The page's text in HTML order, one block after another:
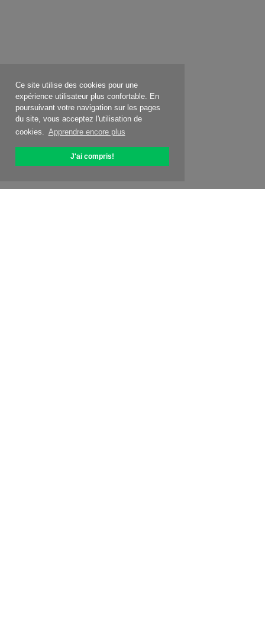
Ce site utilise des cookies pour une
expérience utilisateur plus confortable. En
poursuivant votre navigation sur les pages
du site, vous acceptez l'utilisation de
cookies. Apprendre encore plus
J'ai compris!